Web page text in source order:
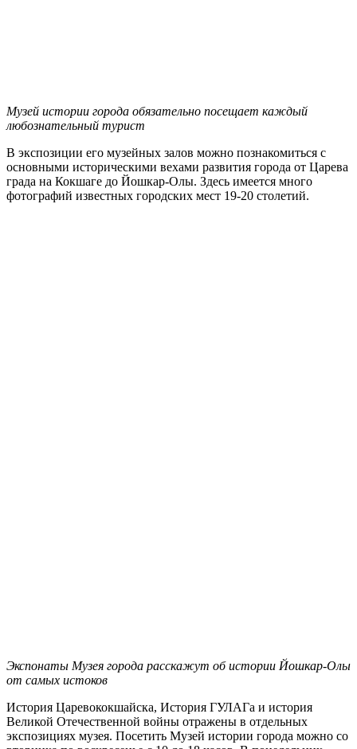
Музей истории города обязательно посещает каждый
любознательный турист
В экспозиции его музейных залов можно познакомиться с
основными историческими вехами развития города от Царева
града на Кокшаге до Йошкар-Олы. Здесь имеется много
фотографий известных городских мест 19-20 столетий.
Экспонаты Музея города расскажут об истории Йошкар-Олы
от самых истоков
История Царевококшайска, История ГУЛАГа и история
Великой Отечественной войны отражены в отдельных
экспозициях музея. Посетить Музей истории города можно со